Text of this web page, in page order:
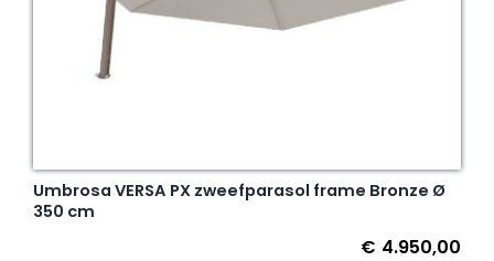
Umbrosa VERSA PX zweefparasol frame Bronze Ø
350 cm
€ 4.950,00